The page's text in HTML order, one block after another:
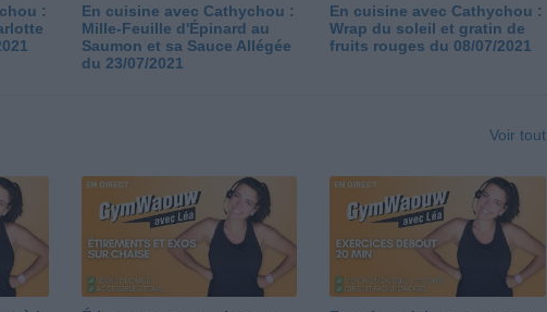
:
En cuisine avec Cathychou :
Mille-Feuille d'Épinard au
Saumon et sa Sauce Allégée
du 23/07/2021
En cuisine avec Cathychou :
Wrap du soleil et gratin de
fruits rouges du 08/07/2021
Voir tout